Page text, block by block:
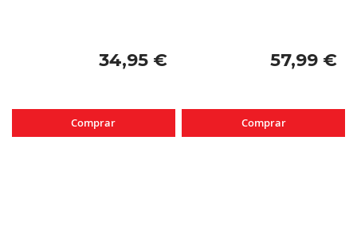
34,95 €
Comprar
57,99 €
Comprar